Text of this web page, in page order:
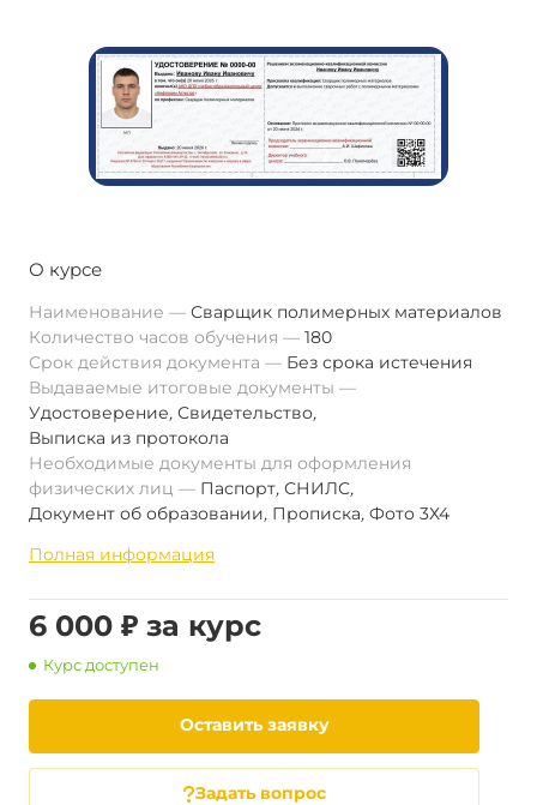
О курсе
Наименование
Сварщик полимерных материалов
Количество часов обучения
180
Срок действия документа
Без срока истечения
Выдаваемые итоговые документы
Удостоверение, Свидетельство,
Выписка из протокола
Необходимые документы для оформления
физических лиц
Паспорт, СНИЛС,
Документ об образовании, Прописка, Фото 3Х4
Полная информация
6 000 ₽ за курс
Курс доступен
Оставить заявку
Задать вопрос